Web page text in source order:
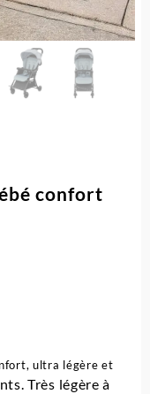
confort
ultra légère et
Très légère à